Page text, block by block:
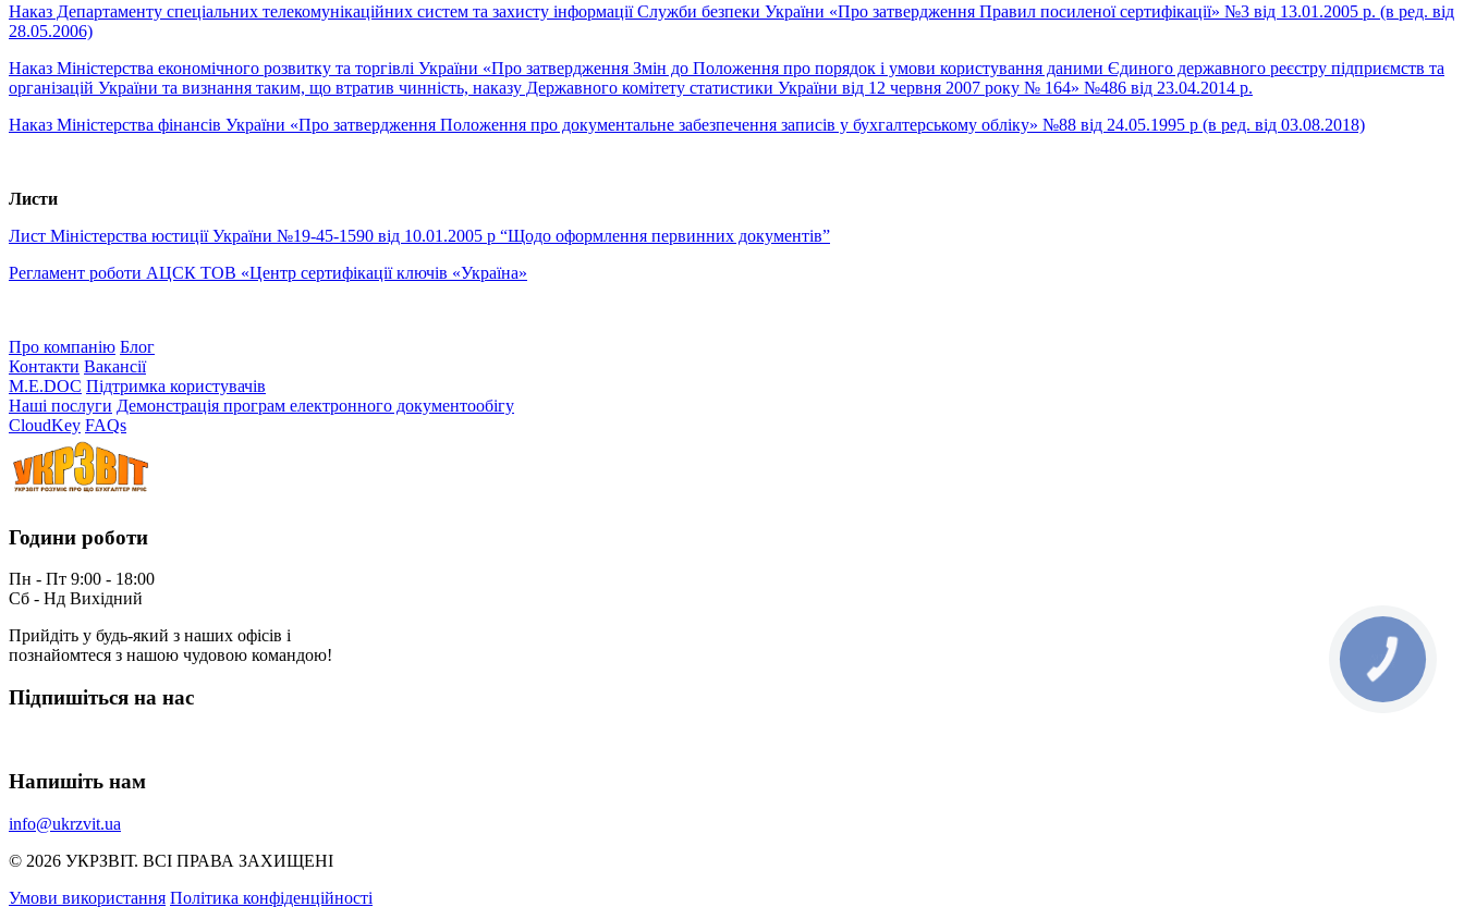
Наказ Департаменту спеціальних телекомунікаційних систем та захисту інформації Служби безпеки України «Про затвердження Правил посиленої сертифікації» №3 від 13.01.2005 р. (в ред. від
28.05.2006)
Наказ Міністерства економічного розвитку та торгівлі України «Про затвердження Змін до Положення про порядок і умови користування даними Єдиного державного реєстру підприємств та
організацій України та визнання таким, що втратив чинність, наказу Державного комітету статистики України від 12 червня 2007 року № 164» №486 від 23.04.2014 р.
Наказ Міністерства фінансів України «Про затвердження Положення про документальне забезпечення записів у бухгалтерському обліку» №88 від 24.05.1995 р (в ред. від 03.08.2018)
Листи
Лист Міністерства юстиції України №19-45-1590 від 10.01.2005 р “Щодо оформлення первинних документів”
Регламент роботи АЦСК ТОВ «Центр сертифікації ключів «Україна»
Про компанію Блог
Контакти Вакансії
M.E.DOC Підтримка користувачів
Наші послуги Демонстрація програм електронного документообігу
CloudKey FAQs
Години роботи
Пн - Пт 9:00 - 18:00
Сб - Нд Вихідний
Прийдіть у будь-який з наших офісів і
познайомтеся з нашою чудовою командою!
Підпишіться на нас
Напишіть нам
info@ukrzvit.ua
© 2026 УКРЗВIТ. ВСI ПРАВА ЗАХИЩЕНI
Умови використання Політика конфіденційності